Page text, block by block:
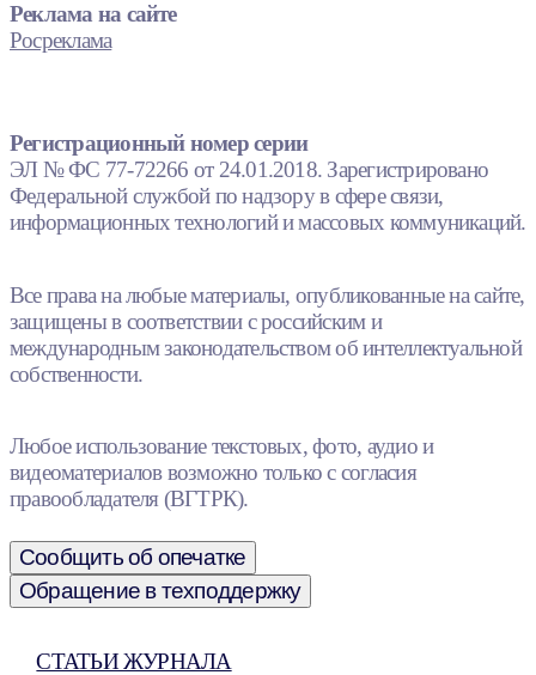
Реклама на сайте
Росреклама
Регистрационный номер серии
ЭЛ № ФС 77-72266 от 24.01.2018. Зарегистрировано
Федеральной службой по надзору в сфере связи,
информационных технологий и массовых коммуникаций.
Все права на любые материалы, опубликованные на сайте,
защищены в соответствии с российским и
международным законодательством об интеллектуальной
собственности.
Любое использование текстовых, фото, аудио и
видеоматериалов возможно только с согласия
правообладателя (ВГТРК).
Сообщить об опечатке
Обращение в техподдержку
СТАТЬИ ЖУРНАЛА